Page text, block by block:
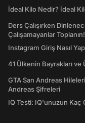
İdeal Kilo Nedir? İdeal
Ders Çalışırken
Çalışamayanlar Toplanın!
Instagram Giriş Nasıl
41 Ülkenin Bayrakları ve
GTA San Andreas
Andreas Şifreleri
IQ Testi: IQ'unuzun Kaç